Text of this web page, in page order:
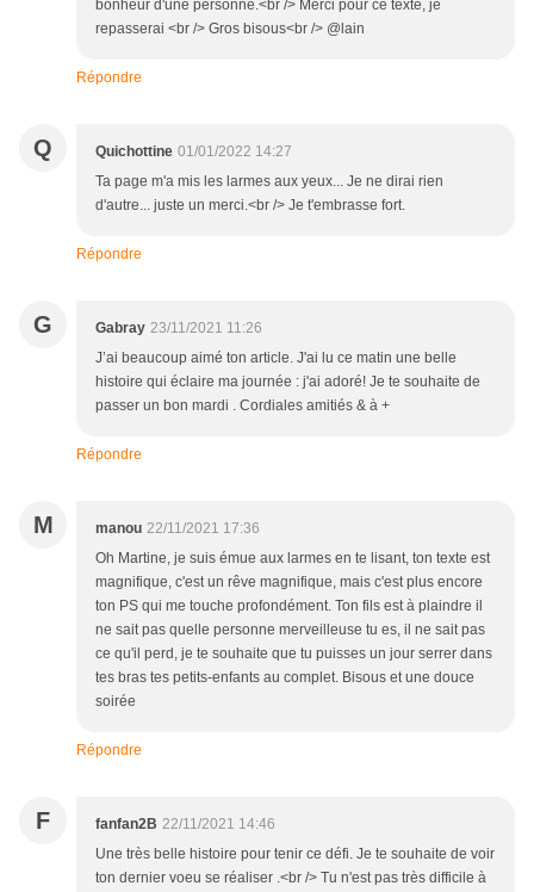
bonheur d'une personne.<br /> Merci pour ce texte, je
repasserai <br /> Gros bisous<br /> @lain
Répondre
Q Quichottine 01/01/2022 14:27
Ta page m'a mis les larmes aux yeux... Je ne dirai rien
d'autre... juste un merci.<br /> Je t'embrasse fort.
Répondre
G Gabray 23/11/2021 11:26
J’ai beaucoup aimé ton article. J'ai lu ce matin une belle
histoire qui éclaire ma journée : j'ai adoré! Je te souhaite de
passer un bon mardi . Cordiales amitiés & à +
Répondre
M manou 22/11/2021 17:36
Oh Martine, je suis émue aux larmes en te lisant, ton texte est
magnifique, c'est un rêve magnifique, mais c'est plus encore
ton PS qui me touche profondément. Ton fils est à plaindre il
ne sait pas quelle personne merveilleuse tu es, il ne sait pas
ce qu'il perd, je te souhaite que tu puisses un jour serrer dans
tes bras tes petits-enfants au complet. Bisous et une douce
soirée
Répondre
F fanfan2B 22/11/2021 14:46
Une très belle histoire pour tenir ce défi. Je te souhaite de voir
ton dernier voeu se réaliser .<br /> Tu n'est pas très difficile à